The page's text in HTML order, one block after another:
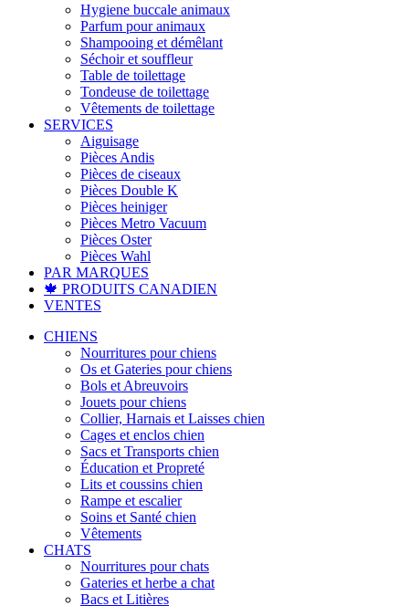
Hygiene buccale animaux
Parfum pour animaux
Shampooing et démêlant
Séchoir et souffleur
Table de toilettage
Tondeuse de toilettage
Vêtements de toilettage
SERVICES
Aiguisage
Pièces Andis
Pièces de ciseaux
Pièces Double K
Pièces heiniger
Pièces Metro Vacuum
Pièces Oster
Pièces Wahl
PAR MARQUES
🍁 PRODUITS CANADIEN
VENTES
CHIENS
Nourritures pour chiens
Os et Gateries pour chiens
Bols et Abreuvoirs
Jouets pour chiens
Collier, Harnais et Laisses chien
Cages et enclos chien
Sacs et Transports chien
Éducation et Propreté
Lits et coussins chien
Rampe et escalier
Soins et Santé chien
Vêtements
CHATS
Nourritures pour chats
Gateries et herbe a chat
Bacs et Litières